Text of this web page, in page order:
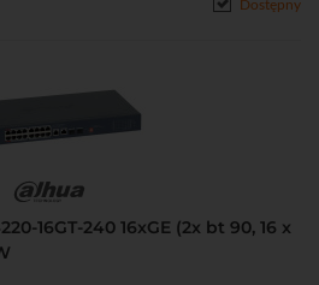
Dostępny
16GT-240 16xGE (2x bt 90, 16 x